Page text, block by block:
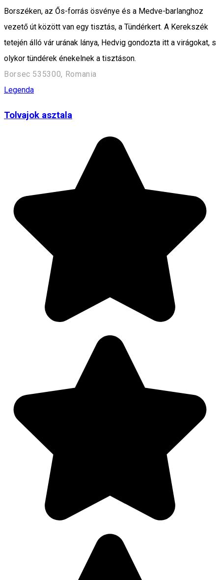
Borszéken, az Ős-forrás ösvénye és a Medve-barlanghoz
vezető út között van egy tisztás, a Tündérkert. A Kerekszék
tetején álló vár urának lánya, Hedvig gondozta itt a virágokat, s
olykor tündérek énekelnek a tisztáson.
Borsec 535300, Romania
Legenda
Tolvajok asztala